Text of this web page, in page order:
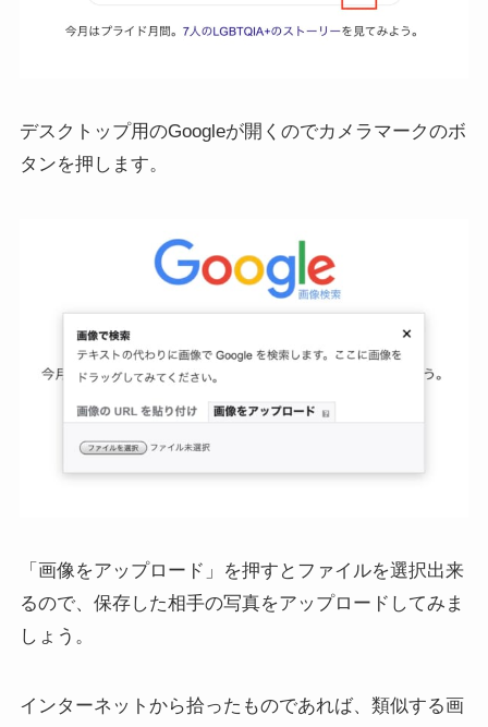
デスクトップ用のGoogleが開くのでカメラマークのボ
タンを押します。
「画像をアップロード」を押すとファイルを選択出来
るので、保存した相手の写真をアップロードしてみま
しょう。
インターネットから拾ったものであれば、類似する画